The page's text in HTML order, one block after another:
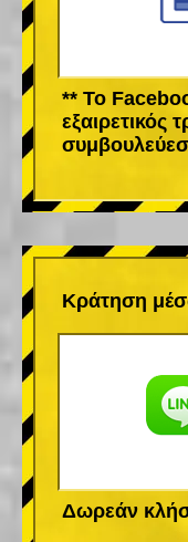
** Το
εξαιρετικός
Κράτηση
Δωρεάν